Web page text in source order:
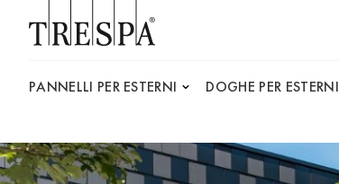
PANNELLI PER ESTERNI DOGHE PER ESTERNI